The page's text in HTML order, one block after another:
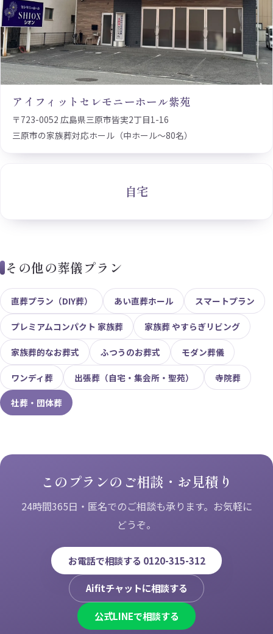
アイフィットセレモニーホール紫苑
〒723-0052 広島県三原市皆実2丁目1-16
三原市の家族葬対応ホール（中ホール〜80名）
自宅
その他の葬儀プラン
直葬プラン（DIY葬） あい直葬ホール スマートプラン
プレミアムコンパクト 家族葬 家族葬 やすらぎリビング
家族葬的なお葬式 ふつうのお葬式 モダン葬儀
ワンディ葬 出張葬（自宅・集会所・聖苑） 寺院葬
社葬・団体葬
このプランのご相談・お見積り
24時間365日・匿名でのご相談も承ります。お気軽に
どうぞ。
お電話で相談する 0120-315-312
Aifitチャットに相談する
公式LINEで相談する